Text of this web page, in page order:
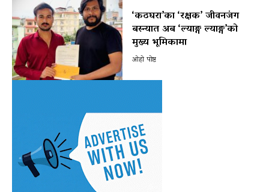
‘कठघरा’का ‘रक्षक’ जीवनजंग
बस्न्यात अब ‘ल्याङ्ग ल्याङ्ग’को
मुख्य भूमिकामा
ओहो पोष्ट